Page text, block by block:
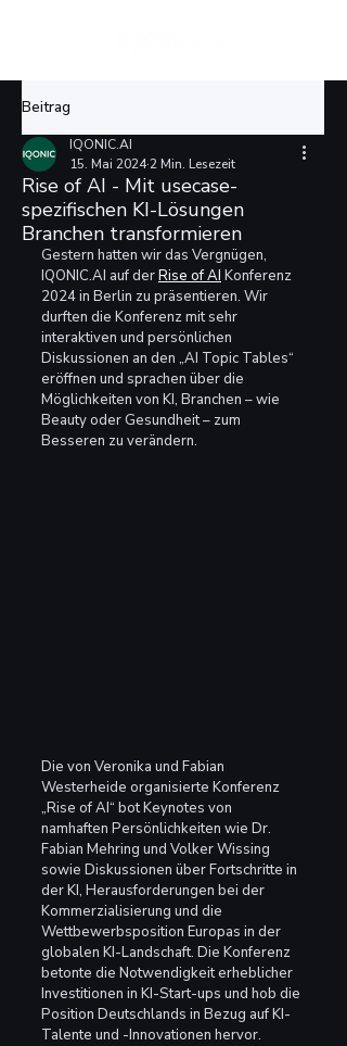
Beitrag
Rise of AI - Mit usecase-
spezifischen KI-Lösungen
Branchen transformieren
IQONIC.AI
15. Mai 20242 Min. Lesezeit
Gestern hatten wir das Vergnügen,
IQONIC.AI auf der Rise of AI Konferenz
2024 in Berlin zu präsentieren. Wir
durften die Konferenz mit sehr
interaktiven und persönlichen
Diskussionen an den „AI Topic Tables“
eröffnen und sprachen über die
Möglichkeiten von KI, Branchen – wie
Beauty oder Gesundheit – zum
Besseren zu verändern.
Die von Veronika und Fabian
Westerheide organisierte Konferenz
„Rise of AI“ bot Keynotes von
namhaften Persönlichkeiten wie Dr.
Fabian Mehring und Volker Wissing
sowie Diskussionen über Fortschritte in
der KI, Herausforderungen bei der
Kommerzialisierung und die
Wettbewerbsposition Europas in der
globalen KI-Landschaft. Die Konferenz
betonte die Notwendigkeit erheblicher
Investitionen in KI-Start-ups und hob die
Position Deutschlands in Bezug auf KI-
Talente und -Innovationen hervor.